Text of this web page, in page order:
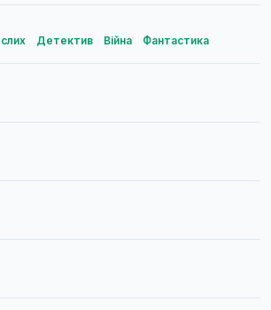
Детектив Війна Фантастика